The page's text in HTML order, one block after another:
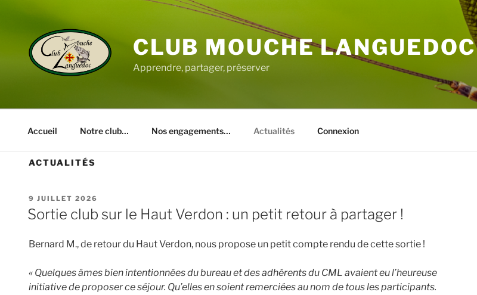
principal
CLUB MOUCHE LANGUEDOC
Apprendre, partager, préserver
Accueil Notre club… Nos engagements… Actualités Connexion
ACTUALITÉS
PUBLIÉ
LE
9 JUILLET 2026
Sortie club sur le Haut Verdon : un petit retour à partager !
Bernard M., de retour du Haut Verdon, nous propose un petit compte rendu de cette sortie !
« Quelques âmes bien intentionnées du bureau et des adhérents du CML avaient eu l’heureuse
initiative de proposer ce séjour. Qu’elles en soient remerciées au nom de tous les participants.